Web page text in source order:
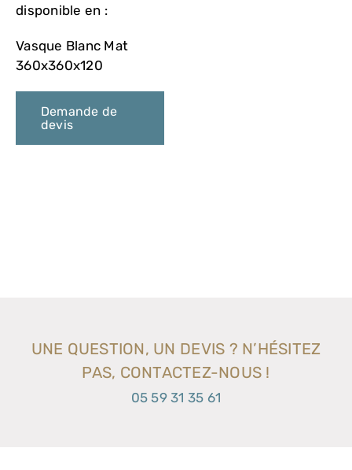
VASQUES
MIROIRS ET ECLAIRAGES
PAROIS DE DOUCHE
disponible en :
Vasque Blanc Mat
360x360x120
Demande de
devis
UNE QUESTION, UN DEVIS ? N’HÉSITEZ
PAS, CONTACTEZ-NOUS !
05 59 31 35 61